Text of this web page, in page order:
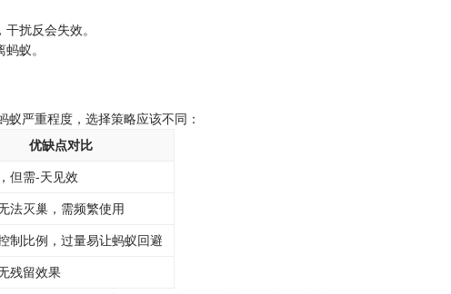
扰反会失效。
蚁。
严重程度，选择策略应该不同：
​优缺点对比​
但需-天见效
法灭巢，需频繁使用
制比例，过量易让蚂蚁回避
残留效果